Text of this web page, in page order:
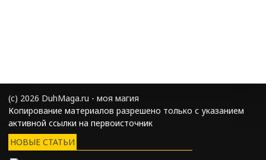
(с) 2026 DuhMaga.ru - моя магия
Копирование материалов разрешено только с указанием
активной ссылки на первоисточник
НОВЫЕ СТАТЬИ